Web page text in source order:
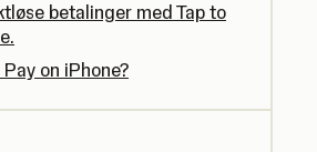
betalinger med Tap to
on iPhone?